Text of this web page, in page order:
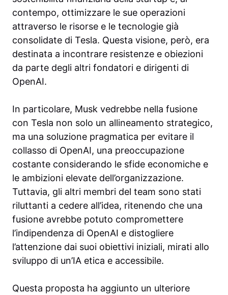
contempo, ottimizzare le sue operazioni
attraverso le risorse e le tecnologie già
consolidate di Tesla. Questa visione, però, era
destinata a incontrare resistenze e obiezioni
da parte degli altri fondatori e dirigenti di
OpenAI.
In particolare, Musk vedrebbe nella fusione
con Tesla non solo un allineamento strategico,
ma una soluzione pragmatica per evitare il
collasso di OpenAI, una preoccupazione
costante considerando le sfide economiche e
le ambizioni elevate dell’organizzazione.
Tuttavia, gli altri membri del team sono stati
riluttanti a cedere all’idea, ritenendo che una
fusione avrebbe potuto compromettere
l’indipendenza di OpenAI e distogliere
l’attenzione dai suoi obiettivi iniziali, mirati allo
sviluppo di un’IA etica e accessibile.
Questa proposta ha aggiunto un ulteriore